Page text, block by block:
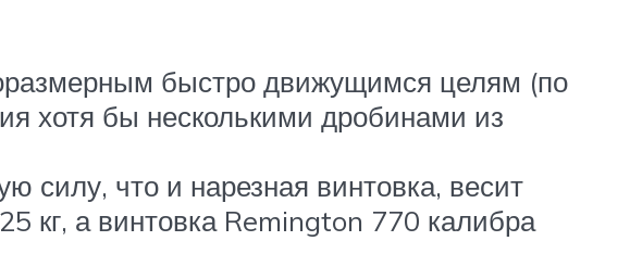
быстро движущимся целям (по
хотя бы несколькими дробинами из
силу, что и нарезная винтовка, весит
кг, а винтовка Remington 770 калибра